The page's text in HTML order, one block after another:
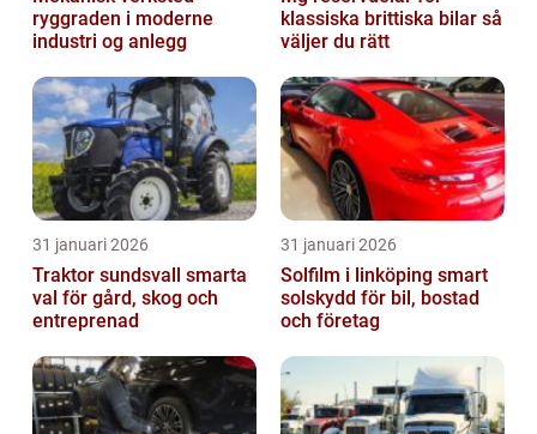
ryggraden i moderne
industri og anlegg
klassiska brittiska bilar så
väljer du rätt
31 januari 2026
Traktor sundsvall smarta
val för gård, skog och
entreprenad
31 januari 2026
Solfilm i linköping smart
solskydd för bil, bostad
och företag